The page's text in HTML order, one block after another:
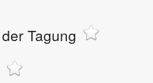
Tagung